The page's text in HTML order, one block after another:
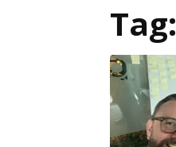
Tag: